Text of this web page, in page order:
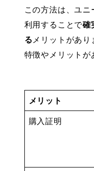
この方法は、ユ
利用することで確
るメリットがあ
特徴やメリットが
メリット
購入証明